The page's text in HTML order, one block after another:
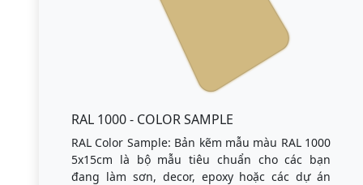
RAL 1000 - COLOR SAMPLE
RAL Color Sample: Bản kẽm mẫu màu RAL 1000
5x15cm là bộ mẫu tiêu chuẩn cho các bạn
đang làm sơn, decor, epoxy hoặc các dự án